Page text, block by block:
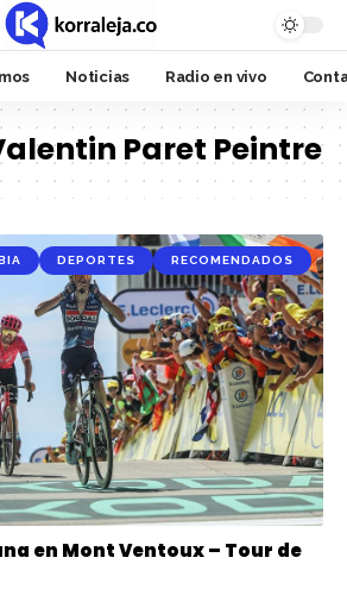
Noticias Radio en vivo
Paret Peintre
DEPORTES RECOMENDADOS
en Mont Ventoux – Tour de